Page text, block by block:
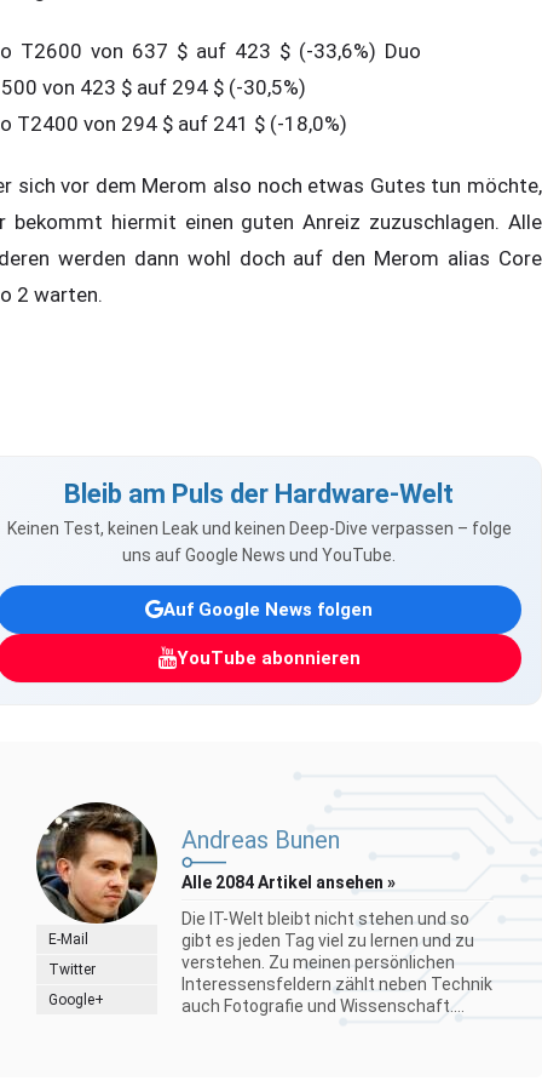
T2600 von 637 $ auf 423 $ (-33,6%) Duo
von 423 $ auf 294 $ (-30,5%)
T2400 von 294 $ auf 241 $ (-18,0%)
sich vor dem Merom also noch etwas Gutes tun möchte,
bekommt hiermit einen guten Anreiz zuzuschlagen. Alle
werden dann wohl doch auf den Merom alias Core
2 warten.
Bleib am Puls der Hardware-Welt
Keinen Test, keinen Leak und keinen Deep-Dive verpassen – folge
uns auf Google News und YouTube.
Auf Google News folgen
YouTube abonnieren
E-Mail
Twitter
Google+
Andreas Bunen
Alle 2084 Artikel ansehen »
Die IT-Welt bleibt nicht stehen und so
gibt es jeden Tag viel zu lernen und zu
verstehen. Zu meinen persönlichen
Interessensfeldern zählt neben Technik
auch Fotografie und Wissenschaft....